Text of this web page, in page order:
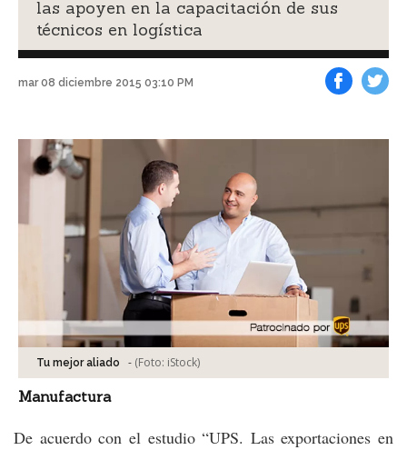
las apoyen en la capacitación de sus
técnicos en logística
mar 08 diciembre 2015 03:10 PM
Tu mejor aliado - (Foto: iStock)
Manufactura
De acuerdo con el estudio “UPS. Las exportaciones en